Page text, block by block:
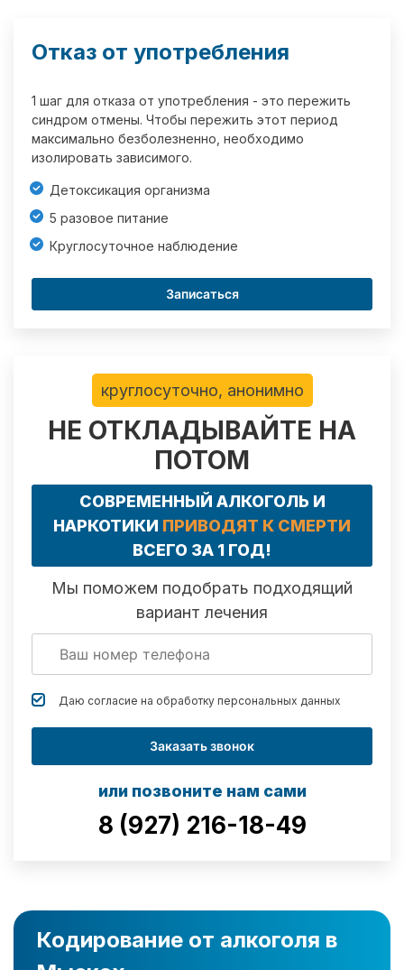
Отказ от употребления
1 шаг для отказа от употребления - это пережить
синдром отмены. Чтобы пережить этот период
максимально безболезненно, необходимо
изолировать зависимого.
Детоксикация организма
5 разовое питание
Круглосуточное наблюдение
Записаться
круглосуточно, анонимно
НЕ ОТКЛАДЫВАЙТЕ НА
ПОТОМ
СОВРЕМЕННЫЙ АЛКОГОЛЬ И
НАРКОТИКИ ПРИВОДЯТ К СМЕРТИ
ВСЕГО ЗА 1 ГОД!
Мы поможем подобрать подходящий
вариант лечения
Даю согласие на обработку персональных данных
Заказать звонок
или позвоните нам сами
8 (927) 216-18-49
Кодирование от алкоголя в